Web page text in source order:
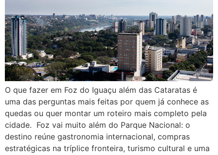
O que fazer em Foz do Iguaçu além das Cataratas é
uma das perguntas mais feitas por quem já conhece as
quedas ou quer montar um roteiro mais completo pela
cidade. Foz vai muito além do Parque Nacional: o
destino reúne gastronomia internacional, compras
estratégicas na tríplice fronteira, turismo cultural e uma